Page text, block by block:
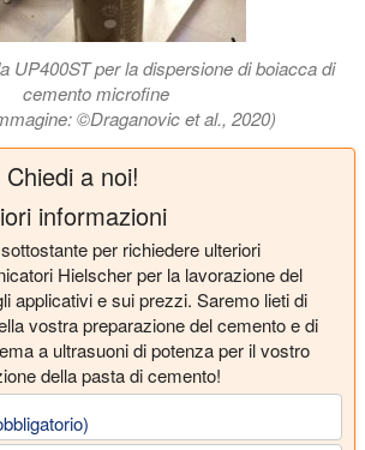
UP400ST per la dispersione di boiacca di
cemento microfine
©Draganovic et al., 2020)
a noi!
informazioni
per richiedere ulteriori
Hielscher per la lavorazione del
applicativi e sui prezzi. Saremo lieti di
vostra preparazione del cemento e di
a ultrasuoni di potenza per il vostro
della pasta di cemento!